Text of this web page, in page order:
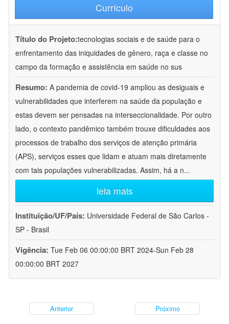
Currículo
Título do Projeto:tecnologias sociais e de saúde para o
enfrentamento das iniquidades de gênero, raça e classe no
campo da formação e assistência em saúde no sus
Resumo: A pandemia de covid-19 ampliou as desiguais e
vulnerabilidades que interferem na saúde da população e
estas devem ser pensadas na interseccionalidade. Por outro
lado, o contexto pandêmico também trouxe dificuldades aos
processos de trabalho dos serviços de atenção primária
(APS), serviços esses que lidam e atuam mais diretamente
com tais populações vulnerabilizadas. Assim, há a n...
leia mais
Instituição/UF/País: Universidade Federal de São Carlos -
SP - Brasil
Vigência: Tue Feb 06 00:00:00 BRT 2024-Sun Feb 28
00:00:00 BRT 2027
Anterior Próximo